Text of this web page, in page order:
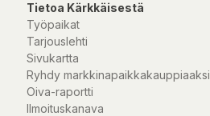
Tietoa Kärkkäisestä
Työpaikat
Tarjouslehti
Sivukartta
Ryhdy markkinapaikkakauppiaaksi
Oiva-raportti
Ilmoituskanava